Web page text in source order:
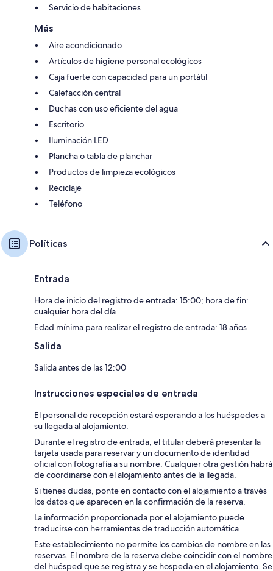
Servicio de habitaciones
Más
Aire acondicionado
Artículos de higiene personal ecológicos
Caja fuerte con capacidad para un portátil
Calefacción central
Duchas con uso eficiente del agua
Escritorio
Iluminación LED
Plancha o tabla de planchar
Productos de limpieza ecológicos
Reciclaje
Teléfono
Políticas
Entrada
Hora de inicio del registro de entrada: 15:00; hora de fin:
cualquier hora del día
Edad mínima para realizar el registro de entrada: 18 años
Salida
Salida antes de las 12:00
Instrucciones especiales de entrada
El personal de recepción estará esperando a los huéspedes a
su llegada al alojamiento.
Durante el registro de entrada, el titular deberá presentar la
tarjeta usada para reservar y un documento de identidad
oficial con fotografía a su nombre. Cualquier otra gestión habrá
de coordinarse con el alojamiento antes de la llegada.
Si tienes dudas, ponte en contacto con el alojamiento a través
los datos que aparecen en la confirmación de la reserva.
La información proporcionada por el alojamiento puede
traducirse con herramientas de traducción automática
Este establecimiento no permite los cambios de nombre en las
reservas. El nombre de la reserva debe coincidir con el nombre
del huésped que se registra y se hospeda en el alojamiento. Se